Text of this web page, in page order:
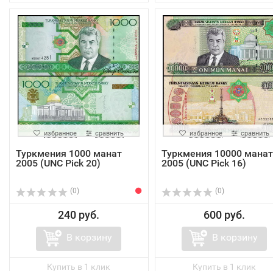
избранное сравнить
Туркмения 1000 манат
2005 (UNC Pick 20)
(0)
240 руб.
В корзину
избранное сравнить
Туркмения 10000 манат
2005 (UNC Pick 16)
(0)
600 руб.
В корзину